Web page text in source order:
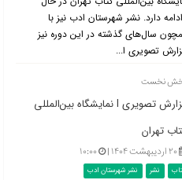
ماه ادامه دارد. نشر شهرستان ادب نیز با
سال‌های گذشته در این دوره نیز
تصویری ا...
نخست
گزارش تصویری l نمایشگاه بین‌المللی
تهران
۲۰ اردیبهشت ۱۴۰۴ | ۱۰:۰۰
نشر
نشر شهرستان ادب